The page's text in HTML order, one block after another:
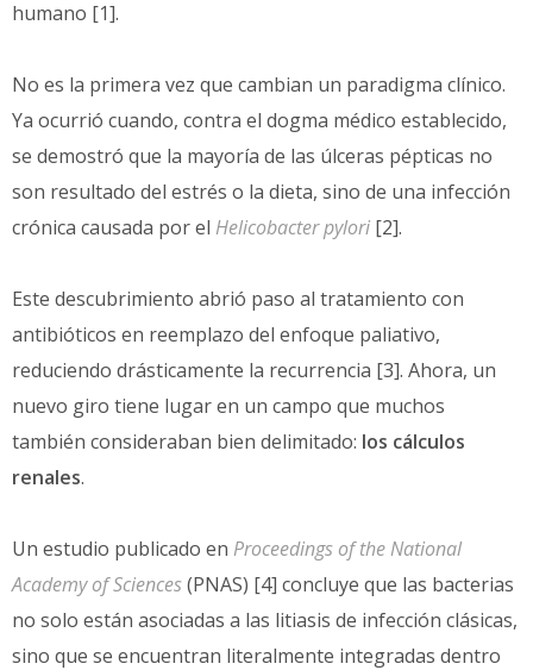
humano [1].
No es la primera vez que cambian un paradigma clínico.
Ya ocurrió cuando, contra el dogma médico establecido,
se demostró que la mayoría de las úlceras pépticas no
son resultado del estrés o la dieta, sino de una infección
crónica causada por el Helicobacter pylori [2].
Este descubrimiento abrió paso al tratamiento con
antibióticos en reemplazo del enfoque paliativo,
reduciendo drásticamente la recurrencia [3]. Ahora, un
nuevo giro tiene lugar en un campo que muchos
también consideraban bien delimitado: los cálculos
renales.
Un estudio publicado en Proceedings of the National
Academy of Sciences(PNAS) [4] concluye que las bacterias
no solo están asociadas a las litiasis de infección clásicas,
sino que se encuentran literalmente integradas dentro